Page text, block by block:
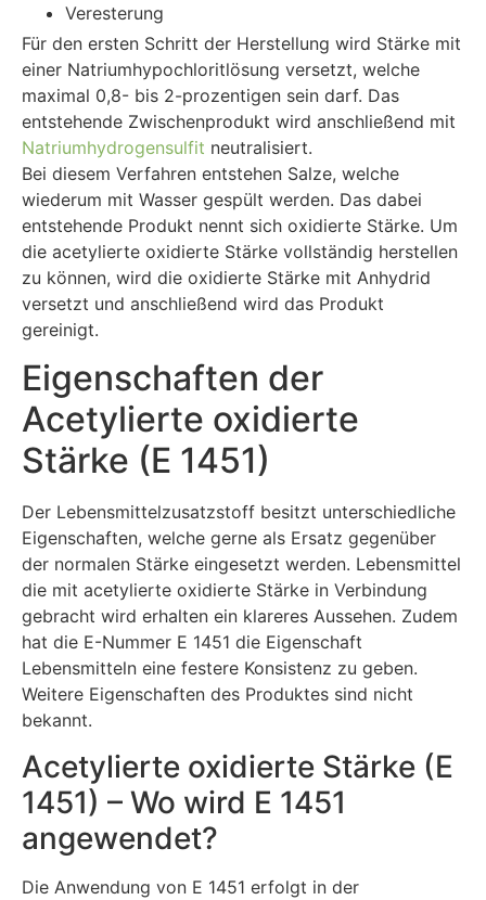
Veresterung
Für den ersten Schritt der Herstellung wird Stärke mit
einer Natriumhypochloritlösung versetzt, welche
maximal 0,8- bis 2-prozentigen sein darf. Das
entstehende Zwischenprodukt wird anschließend mit
Natriumhydrogensulfit neutralisiert.
Bei diesem Verfahren entstehen Salze, welche
wiederum mit Wasser gespült werden. Das dabei
entstehende Produkt nennt sich oxidierte Stärke. Um
die acetylierte oxidierte Stärke vollständig herstellen
zu können, wird die oxidierte Stärke mit Anhydrid
versetzt und anschließend wird das Produkt
gereinigt.
Eigenschaften der
Acetylierte oxidierte
Stärke (E 1451)
Der Lebensmittelzusatzstoff besitzt unterschiedliche
Eigenschaften, welche gerne als Ersatz gegenüber
der normalen Stärke eingesetzt werden. Lebensmittel
die mit acetylierte oxidierte Stärke in Verbindung
gebracht wird erhalten ein klareres Aussehen. Zudem
hat die E-Nummer E 1451 die Eigenschaft
Lebensmitteln eine festere Konsistenz zu geben.
Weitere Eigenschaften des Produktes sind nicht
bekannt.
Acetylierte oxidierte Stärke (E
1451) – Wo wird E 1451
angewendet?
Die Anwendung von E 1451 erfolgt in der